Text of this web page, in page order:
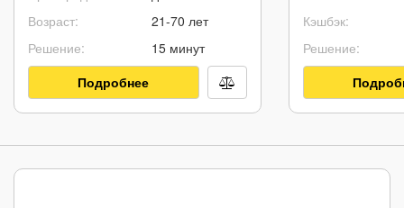
Возраст:
Решение:
21-70 лет
15 минут
Подробнее
Кэшбэк:
Решение: